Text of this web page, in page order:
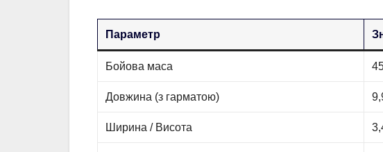
Параметр
Бойова маса
Довжина (з гарматою)
Ширина / Висота